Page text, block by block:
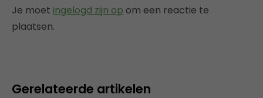
Je moet ingelogd zijn op om een reactie te
plaatsen.
Gerelateerde artikelen